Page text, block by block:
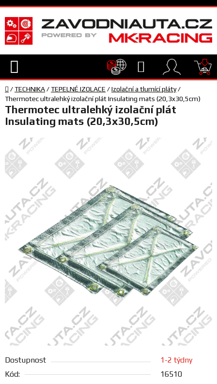
Přejít
na
obsah
Hledat
TECHNIKA
VYBAVENÍ
JEZDEC
TÝM
SERVIS
FANOUŠCI
Profil
firmy
Obchodní
podmínky
Doprava
Blog
Domů
/TECHNIKA/TEPELNÉ IZOLACE /Izolační a tlumící pláty/
Thermotec ultralehký izolační plát Insulating mats (20,3x30,5cm)
Dostupnost
1-2 týdny
Kód:
16510
Thermotec ultralehký izolační plát
Insulating mats (20,3x30,5cm)